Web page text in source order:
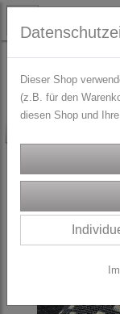
STOFFE
Dieser Shop
(z.B. für den
diesen Shop und